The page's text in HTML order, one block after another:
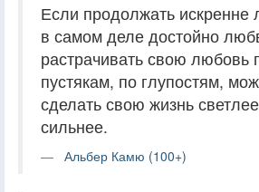
Если продолжать искренне
в самом деле достойно
растрачивать свою любовь
пустякам, по глупостям,
сделать свою жизнь
сильнее.
Альбер Камю (100+)